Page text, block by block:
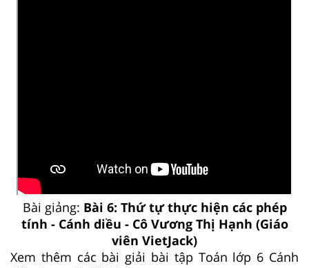
Bài giảng: Bài 6: Thứ tự thực hiện các phép
tính - Cánh diều - Cô Vương Thị Hạnh (Giáo
viên VietJack)
Xem thêm các bài giải bài tập Toán lớp 6 Cánh